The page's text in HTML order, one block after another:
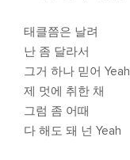
태클쯤은 날려
난 좀 달라서
그거 하나 믿어 Yeah
제 멋에 취한 채
그럼 좀 어때
다 해도 돼 넌 Yeah